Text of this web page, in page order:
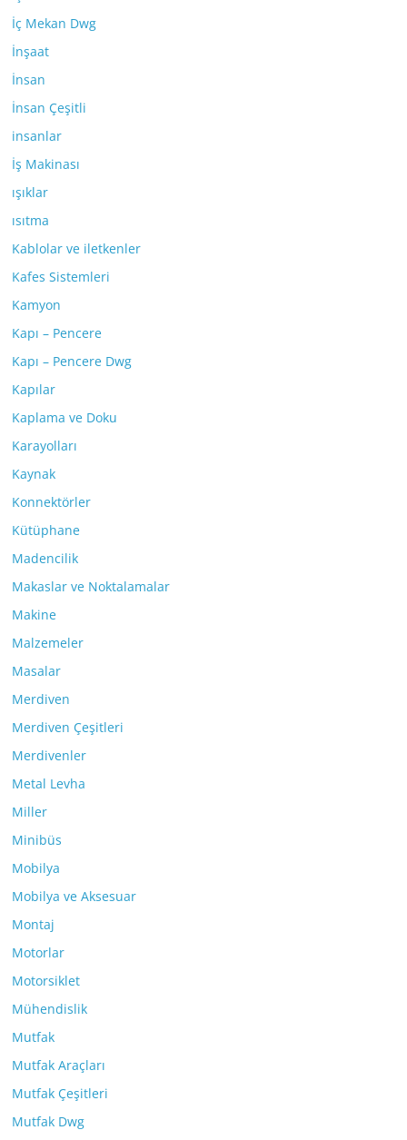
İç Mekan Dwg
İnşaat
İnsan
İnsan Çeşitli
insanlar
İş Makinası
ışıklar
ısıtma
Kablolar ve iletkenler
Kafes Sistemleri
Kamyon
Kapı – Pencere
Kapı – Pencere Dwg
Kapılar
Kaplama ve Doku
Karayolları
Kaynak
Konnektörler
Kütüphane
Madencilik
Makaslar ve Noktalamalar
Makine
Malzemeler
Masalar
Merdiven
Merdiven Çeşitleri
Merdivenler
Metal Levha
Miller
Minibüs
Mobilya
Mobilya ve Aksesuar
Montaj
Motorlar
Motorsiklet
Mühendislik
Mutfak
Mutfak Araçları
Mutfak Çeşitleri
Mutfak Dwg